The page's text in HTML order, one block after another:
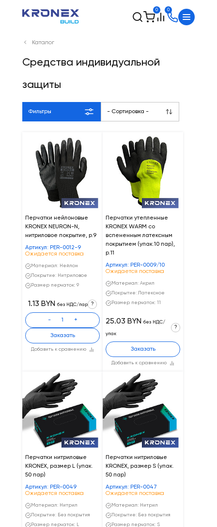
0 0
Каталог
Средства индивидуальной
защиты
Фильтры - Сортировка -
Перчатки нейлоновые
KRONEX NEURON-N,
нитриловое покрытие, р.9
Артикул: PER-0012-9
Ожидается поставка
Материал: Нейлон
Покрытие: Нитриловое
Размер перчаток: 9
Добавить к сравнению
1.13 BYN без НДС/пар ?
- +
Заказать
Перчатки утепленные
KRONEX WARM со
вспененным латексным
покрытием (упак.10 пар),
р.11
Артикул: PER-0009/10
Ожидается поставка
Материал: Акрил
Покрытие: Латексное
Размер перчаток: 11
Добавить к сравнению
25.03 BYN без НДС/
упак
?
Заказать
Перчатки нитриловые
KRONEX, размер L (упак.
50 пар)
Артикул: PER-0049
Ожидается поставка
Материал: Нитрил
Покрытие: Без покрытия
Размер перчаток: L
Перчатки нитриловые
KRONEX, размер S (упак.
50 пар)
Артикул: PER-0047
Ожидается поставка
Материал: Нитрил
Покрытие: Без покрытия
Размер перчаток: S